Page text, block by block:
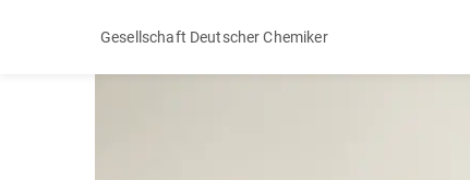
Gesellschaft Deutscher Chemiker